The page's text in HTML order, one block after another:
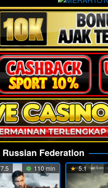
Russian Federation
7.5 110 min 5.1